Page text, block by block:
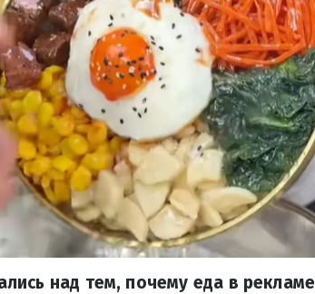
над тем, почему еда в рекламе